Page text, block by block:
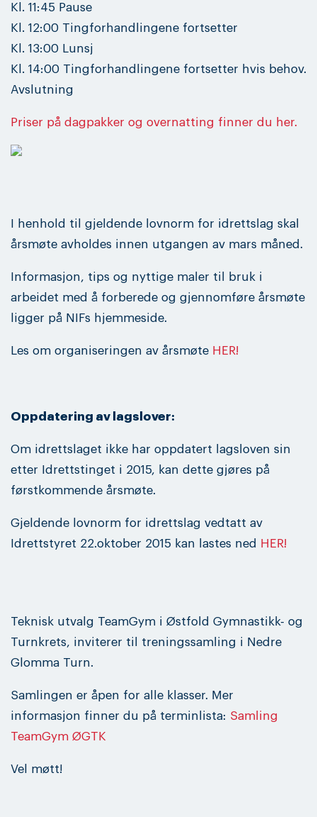
Kl. 11:45 Pause
Kl. 12:00 Tingforhandlingene fortsetter
Kl. 13:00 Lunsj
Kl. 14:00 Tingforhandlingene fortsetter hvis behov.
Avslutning
Priser på dagpakker og overnatting finner du her.
I henhold til gjeldende lovnorm for idrettslag skal
årsmøte avholdes innen utgangen av mars måned.
Informasjon, tips og nyttige maler til bruk i
arbeidet med å forberede og gjennomføre årsmøte
ligger på NIFs hjemmeside.
Les om organiseringen av årsmøte HER!
Oppdatering av lagslover:
Om idrettslaget ikke har oppdatert lagsloven sin
etter Idrettstinget i 2015, kan dette gjøres på
førstkommende årsmøte.
Gjeldende lovnorm for idrettslag vedtatt av
Idrettstyret 22.oktober 2015 kan lastes ned
HER!
Teknisk utvalg TeamGym i Østfold Gymnastikk- og
Turnkrets, inviterer til treningssamling i Nedre
Glomma Turn.
Samlingen er åpen for alle klasser. Mer
informasjon finner du på terminlista: Samling
TeamGym ØGTK
Vel møtt!